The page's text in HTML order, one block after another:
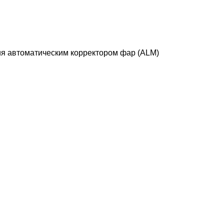
автоматическим корректором фар (ALM)